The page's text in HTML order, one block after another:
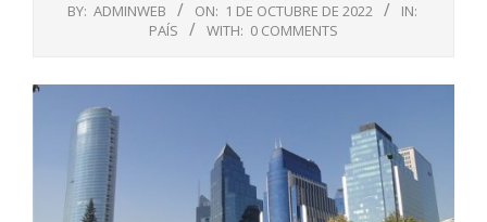
BY: ADMINWEB ON: 1 DE OCTUBRE DE 2022
IN:
PAÍS
WITH: 0 COMMENTS